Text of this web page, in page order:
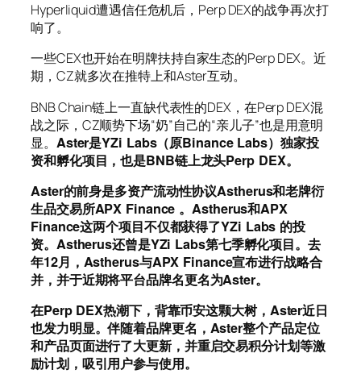
Hyperliquid遭遇信任危机后，Perp DEX的战争再次打
响了。
一些CEX也开始在明牌扶持自家生态的Perp DEX。近
期，CZ就多次在推特上和Aster互动。
BNB Chain链上一直缺代表性的DEX，在Perp DEX混
战之际，CZ顺势下场“奶”自己的“亲儿子”也是用意明
显。 Aster是YZi Labs（原Binance Labs）独家投
资和孵化项目，也是BNB链上龙头Perp DEX。
Aster的前身是多资产流动性协议Astherus和老牌衍
生品交易所APX Finance 。Astherus和APX
Finance这两个项目不仅都获得了YZi Labs 的投
资。Astherus还曾是YZi Labs第七季孵化项目。去
年12月，Astherus与APX Finance宣布进行战略合
并，并于近期将平台品牌名更名为Aster。
在Perp DEX热潮下，背靠币安这颗大树，Aster近日
也发力明显。伴随着品牌更名，Aster整个产品定位
和产品页面进行了大更新，并重启交易积分计划等激
励计划，吸引用户参与使用。